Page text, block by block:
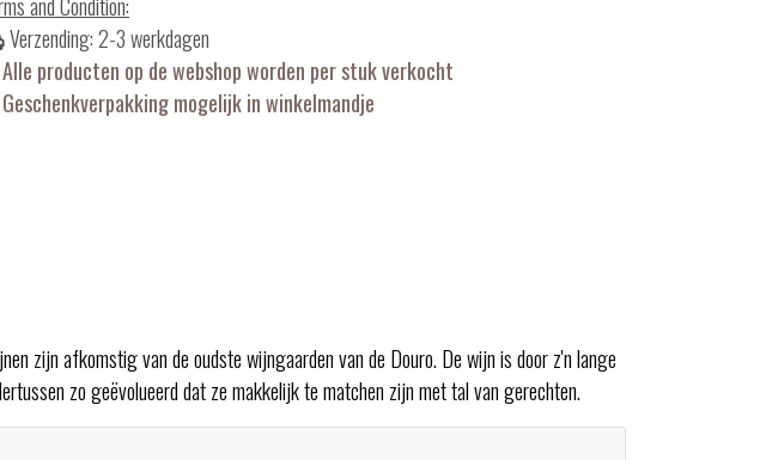
Verzending: 2-3 werkdagen
producten op de webshop worden per stuk verkocht
mogelijk in winkelmandje
zijn afkomstig van de oudste wijngaarden van de Douro. De wijn is door z'n lange
zo geëvolueerd dat ze makkelijk te matchen zijn met tal van gerechten.